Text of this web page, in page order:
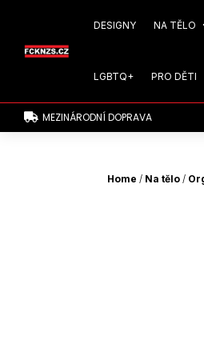
DESIGNY NA TĚLO
LGBTQ+ PRO DĚTI
 MEZINÁRODNÍ DOPRAVA
Home / Na tělo /